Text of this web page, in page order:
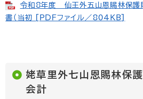
令和8年度 仙王外五山恩賜林保護
書（当初 [PDFファイル／804KB]
姥草里外七山恩賜林保
会計